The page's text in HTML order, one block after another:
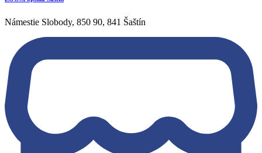
Námestie Slobody, 850 90, 841 Šaštín